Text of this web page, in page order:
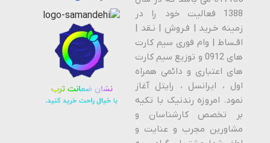
1388 فعالیت خود را در
زمینه خـرید | فـروش | نـقد |
اقـساط | وام فوری سیم کارت
های 0912 و توزیع سیم کارت
های اعتباری و دائمی همراه
اول ، ایرانسل ، رایتل آغاز
نمود. امروزه رندنیک با تکیه
بر تخصص کارشناسان و
مشاورین مجرب و عنایت و